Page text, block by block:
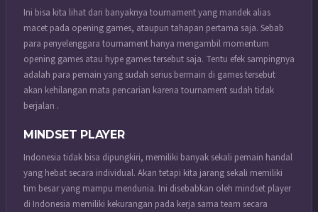
Ini bisa kita lihat dari banyaknya tournament yang mandek alias
macet pada opening games, ataupun tahapan pertama saja. Sebab
para penyelenggara tournament hanya mengambil momentum
opening games atau hype games tersebut saja. Tentu efek sampingnya
adalah para pemain yang sudah serius bermain di games tersebut
akan kehilangan mata pencarian karena tournament sudah tidak
berjalan .
MINDSET PLAYER
Indonesia tidak bisa dipungkiri, memiliki banyak sekali pemain handal
yang hebat secara individual. Akan tetapi kita jarang sekali memiliki
tim besar yang mampu mendunia. Ini disebabkan oleh mindset player
di Indonesia memiliki kekurangan pada kerja sama team secara